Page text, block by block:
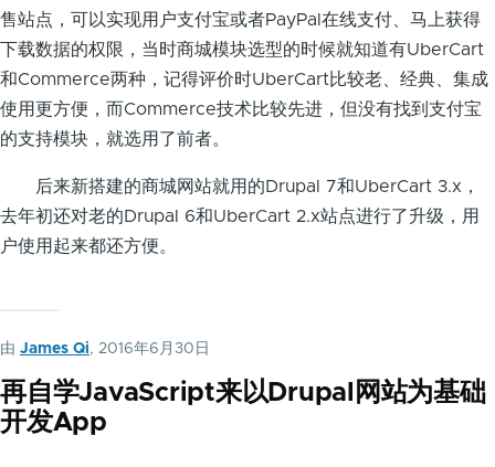
售站点，可以实现用户支付宝或者PayPal在线支付、马上获得
下载数据的权限，当时商城模块选型的时候就知道有UberCart
和Commerce两种，记得评价时UberCart比较老、经典、集成
使用更方便，而Commerce技术比较先进，但没有找到支付宝
的支持模块，就选用了前者。
后来新搭建的商城网站就用的Drupal 7和UberCart 3.x，
去年初还对老的Drupal 6和UberCart 2.x站点进行了升级，用
户使用起来都还方便。
由 James Qi, 2016年6月30日
再自学JavaScript来以Drupal网站为基础
开发App